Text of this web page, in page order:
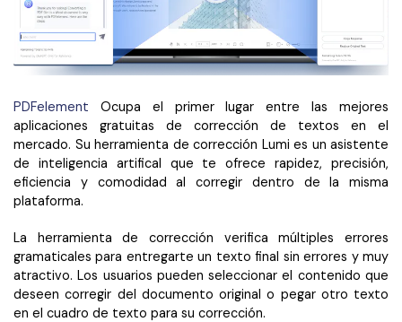
PDFelement Ocupa el primer lugar entre las mejores
aplicaciones gratuitas de corrección de textos en el
mercado. Su herramienta de corrección Lumi es un asistente
de inteligencia artifical que te ofrece rapidez, precisión,
eficiencia y comodidad al corregir dentro de la misma
plataforma.
La herramienta de corrección verifica múltiples errores
gramaticales para entregarte un texto final sin errores y muy
atractivo. Los usuarios pueden seleccionar el contenido que
deseen corregir del documento original o pegar otro texto
en el cuadro de texto para su corrección.